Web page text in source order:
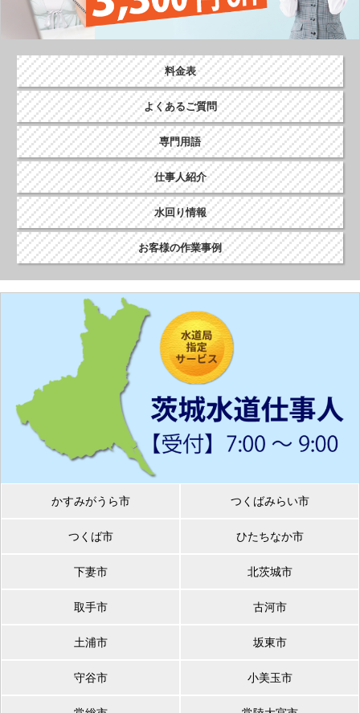
シ
ョ
ン
料金表
よくあるご質問
専門用語
仕事人紹介
水回り情報
お客様の作業事例
かすみがうら市 つくばみらい市
つくば市 ひたちなか市
下妻市 北茨城市
取手市 古河市
土浦市 坂東市
守谷市 小美玉市